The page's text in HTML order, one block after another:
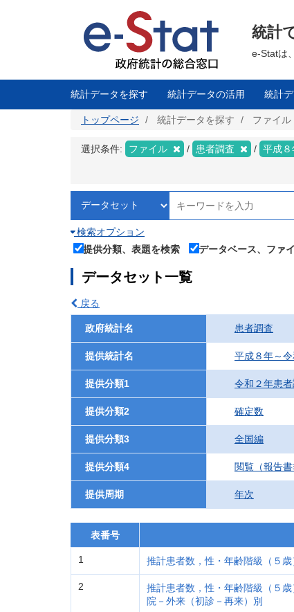
に
統計
e-Statは
統計データを探す 統計データの活用 統計
トップページ 統計データを探す ファイル
選択条件: ファイル 患者調査 平成
検索オプション
提供分類、表題を検索
データベース、ファ
データセット一覧
戻る
政府統計名 患者調査
提供統計名 平成８年～
提供分類1 令和２年患
提供分類2 確定数
提供分類3 全国編
提供分類4 閲覧（報告書
提供周期 年次
表番号
1 推計患者数，性・年齢階級（５
2
推計患者数，性・年齢階級（５
院－外来（初診－再来）別